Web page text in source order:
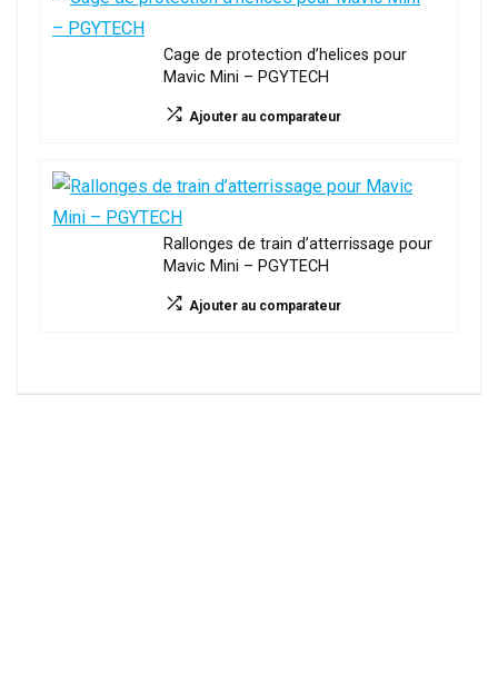
Cage de protection d’helices pour
Mavic Mini – PGYTECH
Ajouter au comparateur
Rallonges de train d’atterrissage pour
Mavic Mini – PGYTECH
Ajouter au comparateur